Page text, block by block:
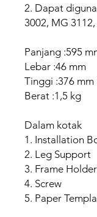
2. Dapat
3002, MG
Panjang :595
Lebar :46 mm
Tinggi :376 mm
Berat :1,5 kg
Dalam kotak
1. Installation
2. Leg Support
3. Frame Holder
4. Screw
5. Paper